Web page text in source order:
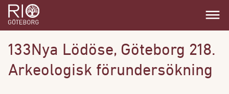
dehaze
133Nya Lödöse, Göteborg 218.
Arkeologisk förundersökning